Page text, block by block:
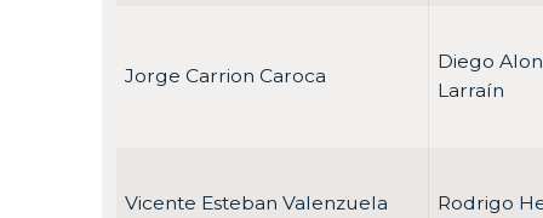
Jorge Carrion Caroca
Diego
Larraín
Vicente Esteban Valenzuela
Rodrigo